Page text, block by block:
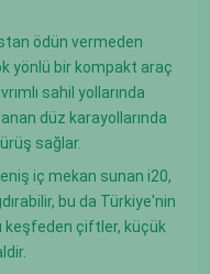
ödün vermeden
yönlü bir kompakt araç
sahil yollarında
düz karayollarında
sağlar.
iç mekan sunan i20,
bu da Türkiye'nin
keşfeden çiftler, küçük